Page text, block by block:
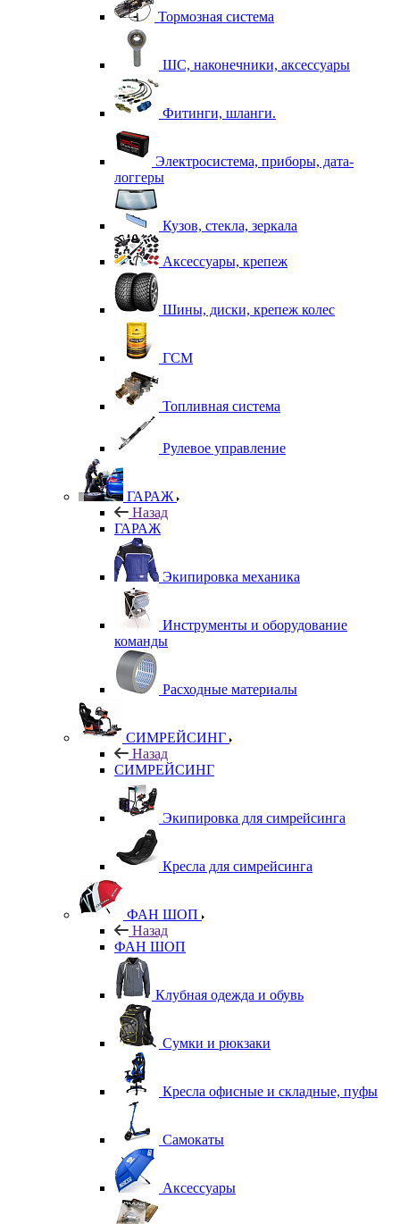
Тормозная система
ШС, наконечники, аксессуары
Фитинги, шланги.
Электросистема, приборы, дата-
логгеры
Кузов, стекла, зеркала
Аксессуары, крепеж
Шины, диски, крепеж колес
ГСМ
Топливная система
Рулевое управление
ГАРАЖ
Назад
ГАРАЖ
Экипировка механика
Инструменты и оборудование
команды
Расходные материалы
СИМРЕЙСИНГ
Назад
СИМРЕЙСИНГ
Экипировка для симрейсинга
Кресла для симрейсинга
ФАН ШОП
Назад
ФАН ШОП
Клубная одежда и обувь
Сумки и рюкзаки
Кресла офисные и складные, пуфы
Самокаты
Аксессуары